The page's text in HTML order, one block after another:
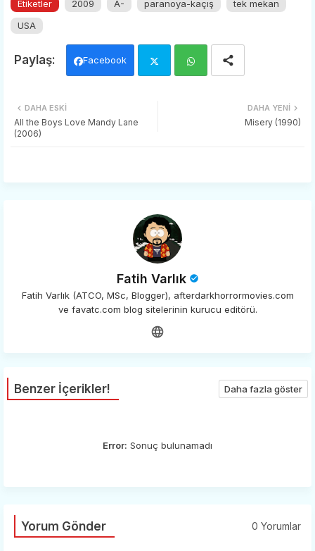
Etiketler 2009 A- paranoya-kaçış
tek mekan
USA
Facebook
DAHA YENI
Misery (1990)
DAHA ESKI
All the Boys Love Mandy Lane
(2006)
Fatih Varlık
Fatih Varlık (ATCO, MSc, Blogger), afterdarkhorrormovies.com
ve favatc.com blog sitelerinin kurucu editörü.
Benzer İçerikler! Daha fazla göster
Error: Sonuç bulunamadı
Yorum Gönder 0 Yorumlar